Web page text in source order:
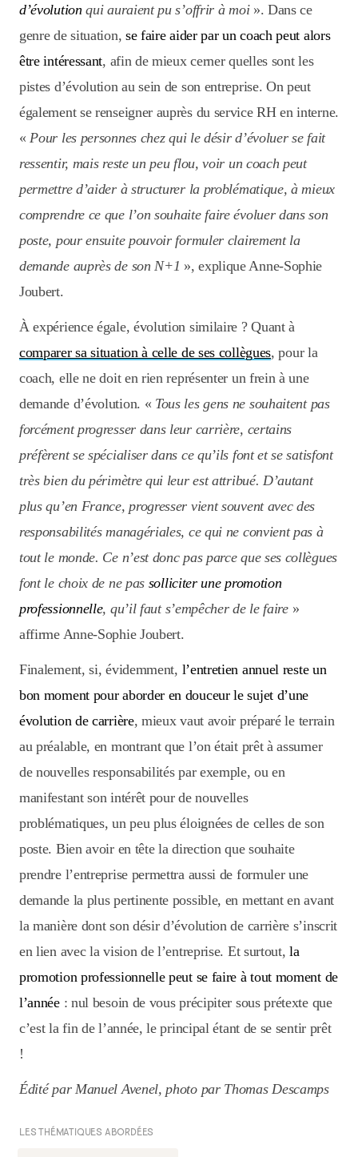
d’évolution qui auraient pu s’offrir à moi». Dans ce
genre de situation, se faire aider par un coach peut alors
être intéressant, afin de mieux cerner quelles sont les
pistes d’évolution au sein de son entreprise. On peut
également se renseigner auprès du service RH en interne.
«Pour les personnes chez qui le désir d’évoluer se fait
ressentir, mais reste un peu flou, voir un coach peut
permettre d’aider à structurer la problématique, à mieux
comprendre ce que l’on souhaite faire évoluer dans son
poste, pour ensuite pouvoir formuler clairement la
demande auprès de son N+1 », explique Anne-Sophie
Joubert.
À expérience égale, évolution similaire ? Quant à
comparer sa situation à celle de ses collègues, pour la
coach, elle ne doit en rien représenter un frein à une
demande d’évolution. « Tous les gens ne souhaitent pas
forcément progresser dans leur carrière, certains
préfèrent se spécialiser dans ce qu’ils font et se satisfont
très bien du périmètre qui leur est attribué. D’autant
plus qu’en France, progresser vient souvent avec des
responsabilités managériales, ce qui ne convient pas à
tout le monde. Ce n’est donc pas parce que ses collègues
font le choix de ne pas solliciter une promotion
professionnelle, qu’il faut s’empêcher de le faire»
affirme Anne-Sophie Joubert.
Finalement, si, évidemment, l’entretien annuel reste un
bon moment pour aborder en douceur le sujet d’une
évolution de carrière, mieux vaut avoir préparé le terrain
au préalable, en montrant que l’on était prêt à assumer
de nouvelles responsabilités par exemple, ou en
manifestant son intérêt pour de nouvelles
problématiques, un peu plus éloignées de celles de son
poste. Bien avoir en tête la direction que souhaite
prendre l’entreprise permettra aussi de formuler une
demande la plus pertinente possible, en mettant en avant
la manière dont son désir d’évolution de carrière s’inscrit
en lien avec la vision de l’entreprise. Et surtout,la
promotion professionnelle peut se faire à tout moment de
l’année: nul besoin de vous précipiter sous prétexte que
c’est la fin de l’année, le principal étant de se sentir prêt
!
Édité par Manuel Avenel, photo par Thomas Descamps
LES THÉMATIQUES ABORDÉES